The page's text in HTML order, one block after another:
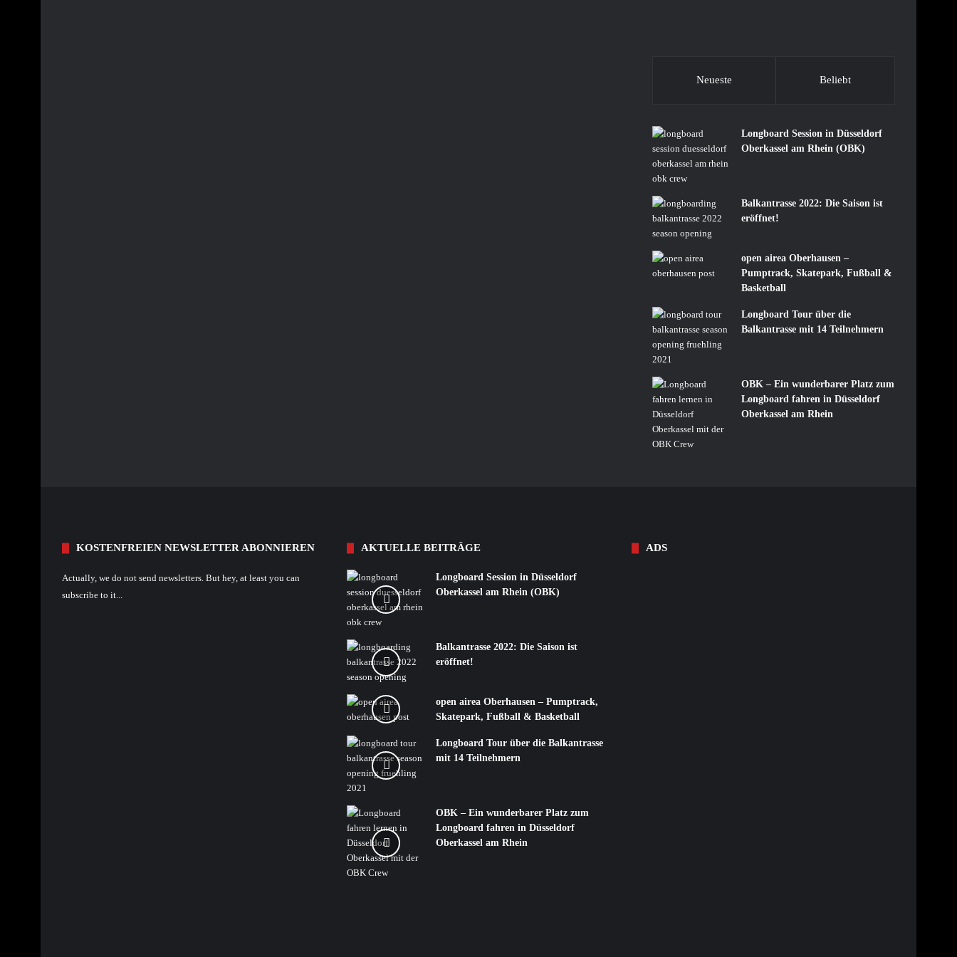
Neueste Beliebt
Longboard Session in Düsseldorf
Oberkassel am Rhein (OBK)
Balkantrasse 2022: Die Saison ist
eröffnet!
open airea Oberhausen –
Pumptrack, Skatepark, Fußball &
Basketball
Longboard Tour über die
Balkantrasse mit 14 Teilnehmern
OBK – Ein wunderbarer Platz zum
Longboard fahren in Düsseldorf
Oberkassel am Rhein
KOSTENFREIEN NEWSLETTER ABONNIEREN
Actually, we do not send newsletters. But hey, at least you can
subscribe to it...
AKTUELLE BEITRÄGE
Longboard Session in Düsseldorf
Oberkassel am Rhein (OBK)
Balkantrasse 2022: Die Saison ist
eröffnet!
open airea Oberhausen – Pumptrack,
Skatepark, Fußball & Basketball
Longboard Tour über die Balkantrasse
mit 14 Teilnehmern
OBK – Ein wunderbarer Platz zum
Longboard fahren in Düsseldorf
Oberkassel am Rhein
ADS